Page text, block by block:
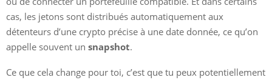
cas, les jetons sont distribués automatiquement aux
détenteurs d’une crypto précise à une date donnée, ce qu’on
appelle souvent un snapshot.
Ce que cela change pour toi, c’est que tu peux potentiellement